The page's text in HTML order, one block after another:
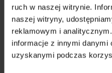
ruch w naszej witrynie.
naszej witryny,
reklamowym i
informacje z innymi danymi
uzyskanymi podczas
Na
POKAŻ